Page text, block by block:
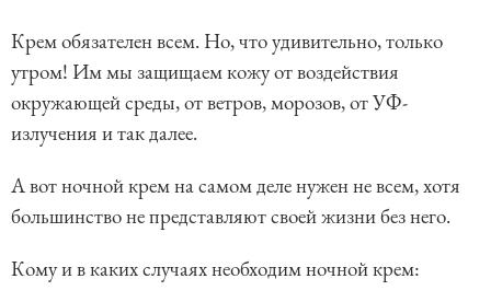
Крем обязателен всем. Но, что удивительно, только
утром! Им мы защищаем кожу от воздействия
окружающей среды, от ветров, морозов, от УФ-
излучения и так далее.
А вот ночной крем на самом деле нужен не всем, хотя
большинство не представляют своей жизни без него.
Кому и в каких случаях необходим ночной крем: